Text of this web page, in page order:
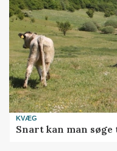
KVÆG
Snart kan man